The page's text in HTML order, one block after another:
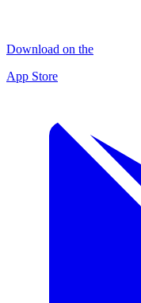
Download on the
App Store